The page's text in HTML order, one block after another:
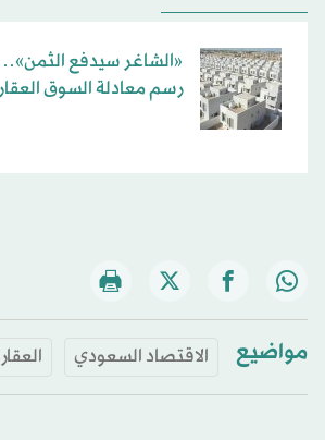
«الشاغر سيدفع
رسم معادلة السوق
مواضيع الاقتصاد السعودي